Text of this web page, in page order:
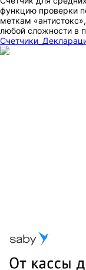
функцию проверки
меткам
любой сложности в